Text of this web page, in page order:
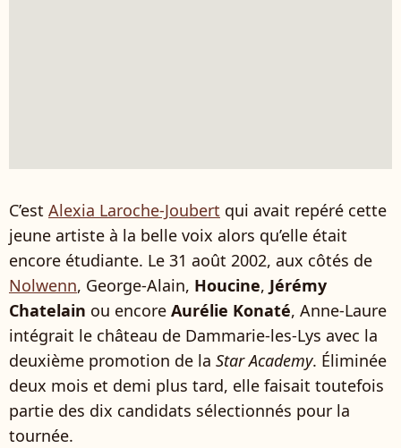
C’est Alexia Laroche-Joubert qui avait repéré cette
jeune artiste à la belle voix alors qu’elle était
encore étudiante. Le 31 août 2002, aux côtés de
Nolwenn, George-Alain, Houcine, Jérémy
Chatelain ou encore Aurélie Konaté, Anne-Laure
intégrait le château de Dammarie-les-Lys avec la
deuxième promotion de la Star Academy. Éliminée
deux mois et demi plus tard, elle faisait toutefois
partie des dix candidats sélectionnés pour la
tournée.